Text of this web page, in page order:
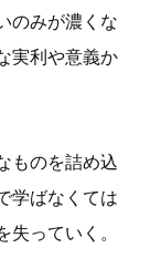
のみが濃くな
実利や意義か
ものを詰め込
学ばなくては
っていく。